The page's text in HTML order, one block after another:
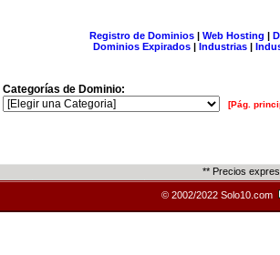
Registro de Dominios| Web Hosting |
Dominios Expirados | Industrias |
Categorías de Dominio:
[Pág.
** Precios
© 2002/2022 Solo10.com